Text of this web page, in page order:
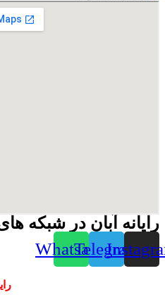
رایانه آبان در شبکه
Telegram
Whatsapp